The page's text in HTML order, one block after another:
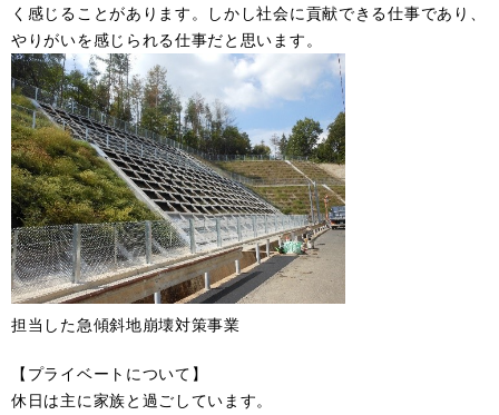
く感じることがあります。しかし社会に貢献できる仕事であり、
やりがいを感じられる仕事だと思います。
​担当した急傾斜地崩壊対策事業
【プライベートについて】
休日は主に家族と過ごしています。